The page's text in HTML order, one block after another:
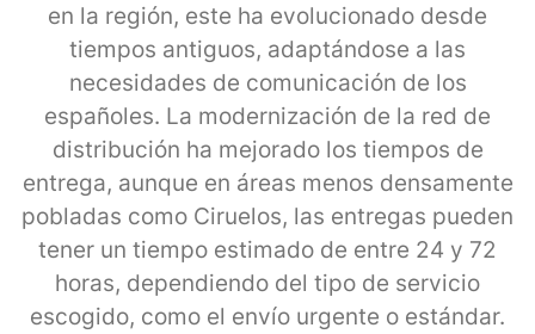
en la región, este ha evolucionado desde
tiempos antiguos, adaptándose a las
necesidades de comunicación de los
españoles. La modernización de la red de
distribución ha mejorado los tiempos de
entrega, aunque en áreas menos densamente
pobladas como Ciruelos, las entregas pueden
tener un tiempo estimado de entre 24 y 72
horas, dependiendo del tipo de servicio
escogido, como el envío urgente o estándar.